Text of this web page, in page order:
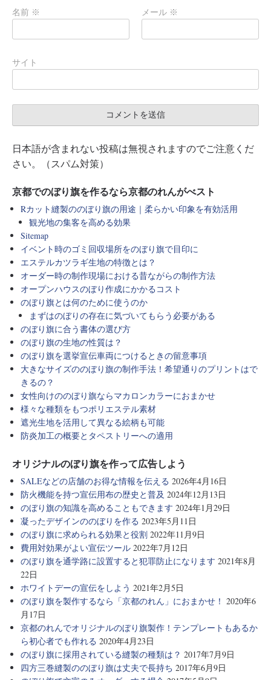
名前 ※ メール ※
サイト
日本語が含まれない投稿は無視されますのでご注意くだ
さい。（スパム対策）
京都でのぼり旗を作るなら京都のれんがべスト
Rカット縫製ののぼり旗の用途｜柔らかい印象を有効活用
観光地の集客を高める効果
Sitemap
イベント時のゴミ回収場所をのぼり旗で目印に
エステルカツラギ生地の特徴とは？
オーダー時の制作現場における昔ながらの制作方法
オープンハウスのぼり作成にかかるコスト
のぼり旗とは何のために使うのか
まずはのぼりの存在に気づいてもらう必要がある
のぼり旗に合う書体の選び方
のぼり旗の生地の性質は？
のぼり旗を選挙宣伝車両につけるときの留意事項
大きなサイズののぼり旗の制作手法！希望通りのプリントはで
きるの？
女性向けののぼり旗ならマカロンカラーにおまかせ
様々な種類をもつポリエステル素材
遮光生地を活用して異なる絵柄も可能
防炎加工の概要とタペストリーへの適用
オリジナルのぼり旗を作って広告しよう
SALEなどの店舗のお得な情報を伝える 2026年4月16日
防火機能を持つ宣伝用布の歴史と普及 2024年12月13日
のぼり旗の知識を高めることもできます 2024年1月29日
凝ったデザインののぼりを作る 2023年5月11日
のぼり旗に求められる効果と役割 2022年11月9日
費用対効果がよい宣伝ツール 2022年7月12日
のぼり旗を通学路に設置すると犯罪防止になります 2021年8月
22日
ホワイトデーの宣伝をしよう 2021年2月5日
のぼり旗を製作するなら「京都のれん」におまかせ！ 2020年6
月17日
京都のれんでオリジナルのぼり旗製作！テンプレートもあるか
ら初心者でも作れる 2020年4月23日
のぼり旗に採用されている縫製の種類は？ 2017年7月9日
四方三巻縫製ののぼり旗は丈夫で長持ち 2017年6月9日